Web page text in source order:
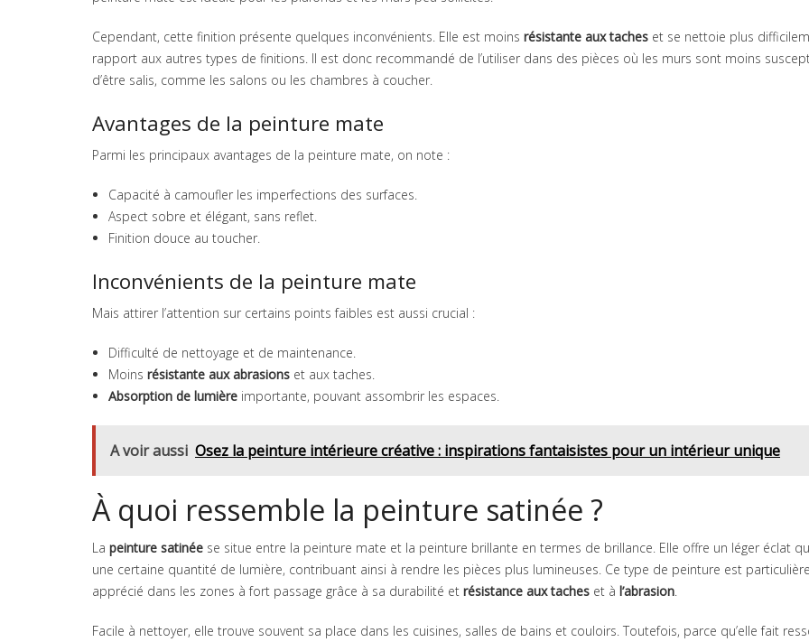
Cependant, cette finition présente quelques inconvénients. Elle est moins résistante aux taches et se nettoie plus
rapport aux autres types de finitions. Il est donc recommandé de l’utiliser dans des pièces où les murs sont moins
d’être salis, comme les salons ou les chambres à coucher.
Avantages de la peinture mate
Parmi les principaux avantages de la peinture mate, on note :
Capacité à camoufler les imperfections des surfaces.
Aspect sobre et élégant, sans reflet.
Finition douce au toucher.
Inconvénients de la peinture mate
Mais attirer l’attention sur certains points faibles est aussi crucial :
Difficulté de nettoyage et de maintenance.
Moins résistante aux abrasionset aux taches.
Absorption de lumièreimportante, pouvant assombrir les espaces.
A voir aussi Osez la peinture intérieure créative : inspirations fantaisistes pour un intérieur unique
À quoi ressemble la peinture satinée ?
La peinture satinée se situe entre la peinture mate et la peinture brillante en termes de brillance. Elle offre un léger éclat
une certaine quantité de lumière, contribuant ainsi à rendre les pièces plus lumineuses. Ce type de peinture est
apprécié dans les zones à fort passage grâce à sa durabilité et résistance aux taches et à l’abrasion.
Facile à nettoyer, elle trouve souvent sa place dans les cuisines, salles de bains et couloirs. Toutefois, parce qu’elle fait